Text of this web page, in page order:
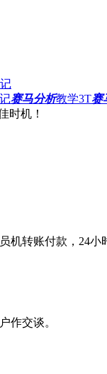
赛马分析教学3T赛
时机！
机转账付款，24
作交谈。